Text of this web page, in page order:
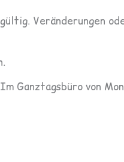
Veränderungen
Ganztagsbüro von